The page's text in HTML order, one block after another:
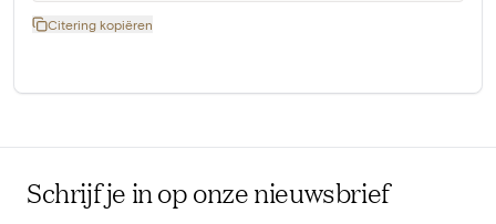
Citering kopiëren
Schrijf je in op onze nieuwsbrief